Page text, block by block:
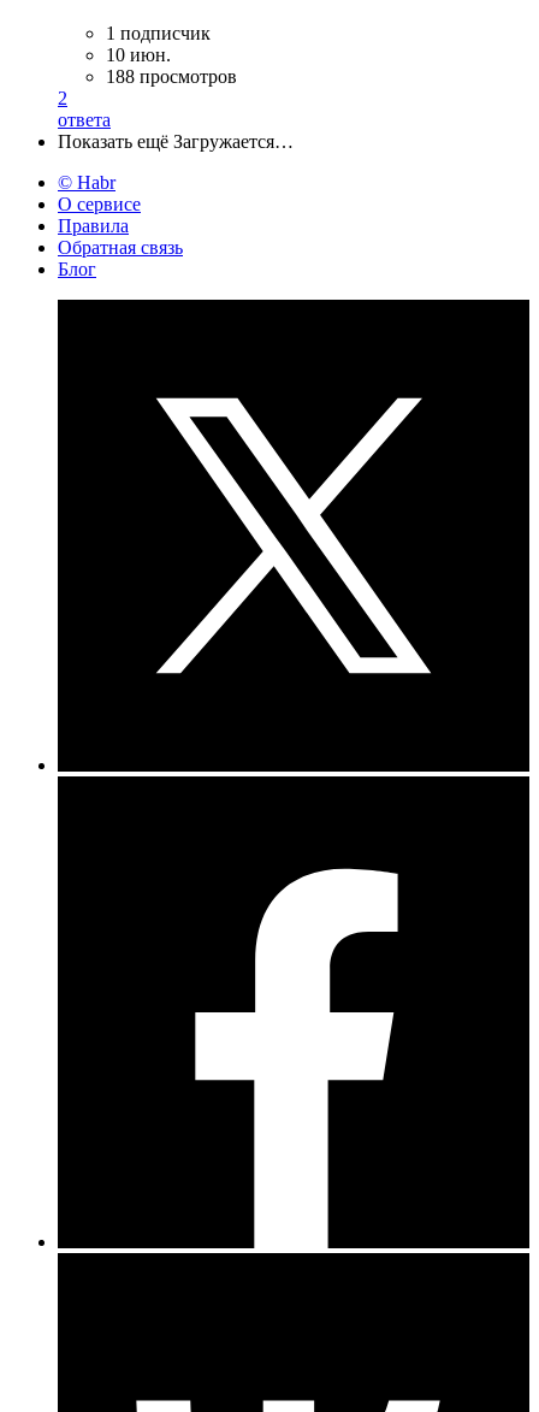
1 подписчик
10 июн.
188 просмотров
2
ответа
Показать ещё Загружается…
© Habr
О сервисе
Правила
Обратная связь
Блог